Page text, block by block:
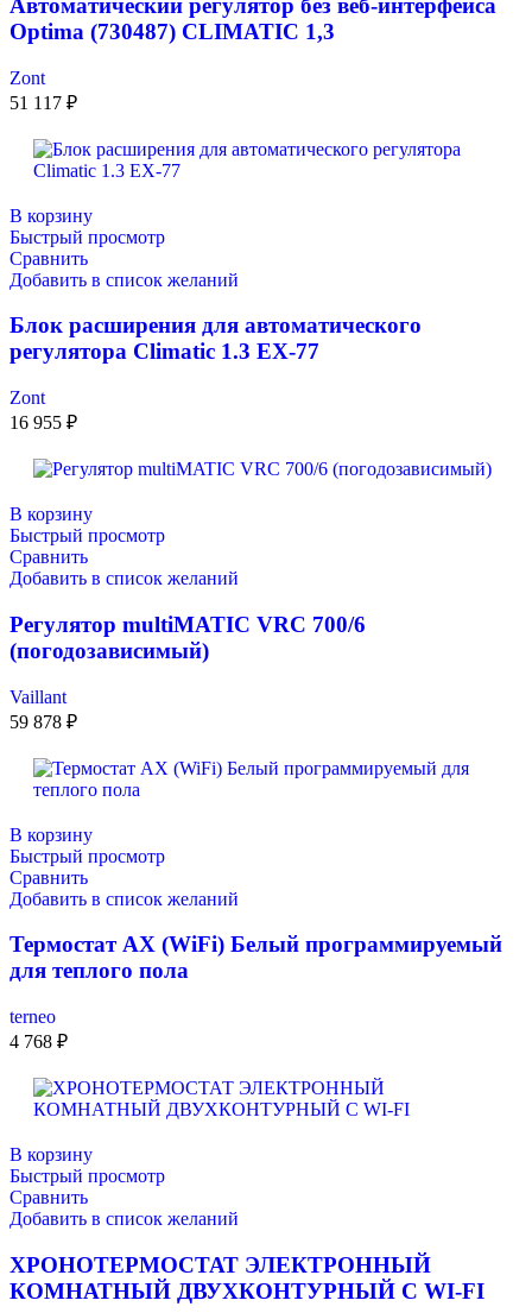
Автоматический регулятор без веб-интерфейса
Optima (730487) CLIMATIC 1,3
Zont
51 117 ₽
В корзину
Быстрый просмотр
Сравнить
Добавить в список желаний
Блок расширения для автоматического
регулятора Climatic 1.3 EX-77
Zont
16 955 ₽
В корзину
Быстрый просмотр
Сравнить
Добавить в список желаний
Регулятор multiMATIC VRC 700/6
(погодозависимый)
Vaillant
59 878 ₽
В корзину
Быстрый просмотр
Сравнить
Добавить в список желаний
Термостат AX (WiFi) Белый программируемый
для теплого пола
terneo
4 768 ₽
В корзину
Быстрый просмотр
Сравнить
Добавить в список желаний
ХРОНОТЕРМОСТАТ ЭЛЕКТРОННЫЙ
КОМНАТНЫЙ ДВУХКОНТУРНЫЙ С WI-FI